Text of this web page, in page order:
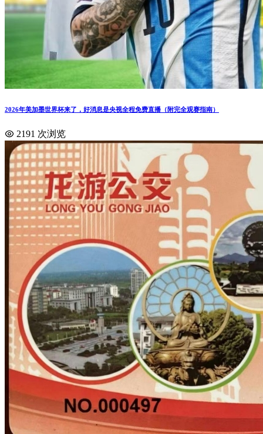
2026年美加墨世界杯来了，好消息是央视全程免费直播（附完全观赛指南）
2191 次浏览